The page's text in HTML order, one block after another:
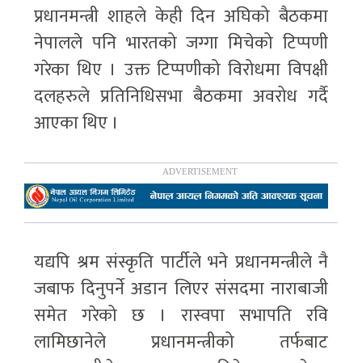
प्रधानमन्त्री शाहले केही दिन अघिको बैठकमा
नेपालले पनि भारतको जग्गा मिचेको टिप्पणी
गरेका थिए । उक्त टिप्पणीको विरोधमा विपक्षी
दलहरुले प्रतिनिधिसभा बैठकमा अवरोध गर्दै
आएका थिए ।
यद्यपि श्रम संस्कृति पार्टीले भने प्रधानमन्त्रीले नै
जबाफ दिनुपर्ने अडान लिएर संसदमा नाराबाजी
समेत गरेको छ । रास्वपा सभापति रवि
लामिछानेले प्रधानमन्त्रीको तर्फबाट